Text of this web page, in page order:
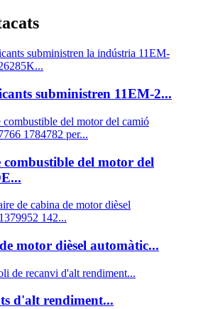
subministren 11EM-2...
combustible del motor del
motor dièsel automàtic...
d'alt rendiment...